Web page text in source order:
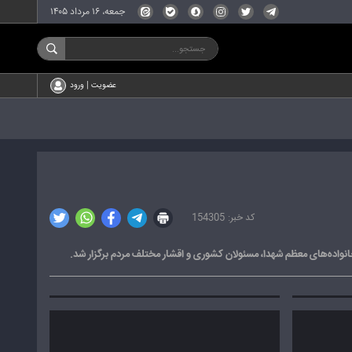
جمعه، ۱۶ مرداد ۱۴۰۵
عضویت | ورود
154305